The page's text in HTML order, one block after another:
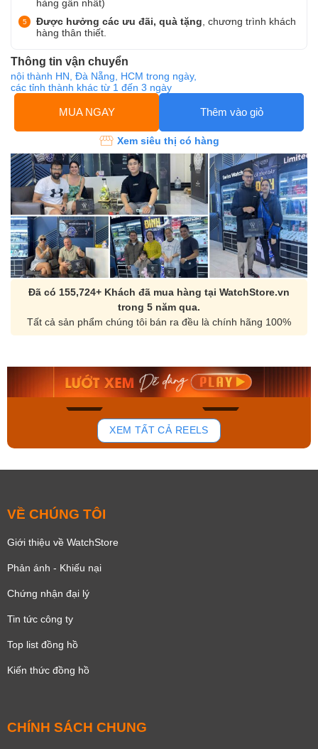
hàng gần nhất)
Được hưởng các ưu đãi, quà tặng , chương trình khách
hàng thân thiết.
Thông tin vận chuyển
nội thành HN, Đà Nẵng, HCM trong ngày,
các tỉnh thành khác từ 1 đến 3 ngày
MUA NGAY Thêm vào giỏ
Xem siêu thị có hàng
Đã có 155,724+ Khách đã mua hàng tại WatchStore.vn
trong 5 năm qua.
Tất cả sản phẩm chúng tôi bán ra đều là chính hãng 100%
168
Orient Nam RA-
Mua ngay
Casio Nam MTS-
Mua ngay
XEM TẤT CẢ REELS
VỀ CHÚNG TÔI
Giới thiệu về WatchStore
Phản ánh - Khiếu nại
Chứng nhận đại lý
Tin tức công ty
Top list đồng hồ
Kiến thức đồng hồ
CHÍNH SÁCH CHUNG